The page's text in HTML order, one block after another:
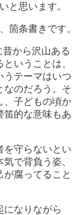
と思います。
箇条書きです。
から沢山ある
いうことは、
うテーマはいつ
なのだろう。そ
、子どもの頃か
笛的な意味もあ
を守らないとい
で背負う姿、
腐ってること
になりながら